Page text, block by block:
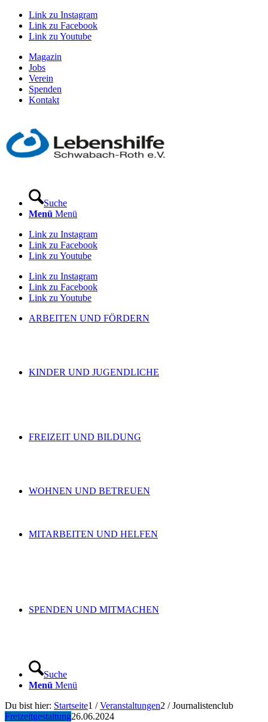
Link zu Instagram
Link zu Facebook
Link zu Youtube
Magazin
Jobs
Verein
Spenden
Kontakt
Suche
Menü Menü
Link zu Instagram
Link zu Facebook
Link zu Youtube
Link zu Instagram
Link zu Facebook
Link zu Youtube
ARBEITEN UND FÖRDERN
KINDER UND JUGENDLICHE
FREIZEIT UND BILDUNG
WOHNEN UND BETREUEN
MITARBEITEN UND HELFEN
SPENDEN UND MITMACHEN
Suche
Menü Menü
Du bist hier: Startseite1 / Veranstaltungen2 / Journalistenclub
Freizeitgestaltung26.06.2024